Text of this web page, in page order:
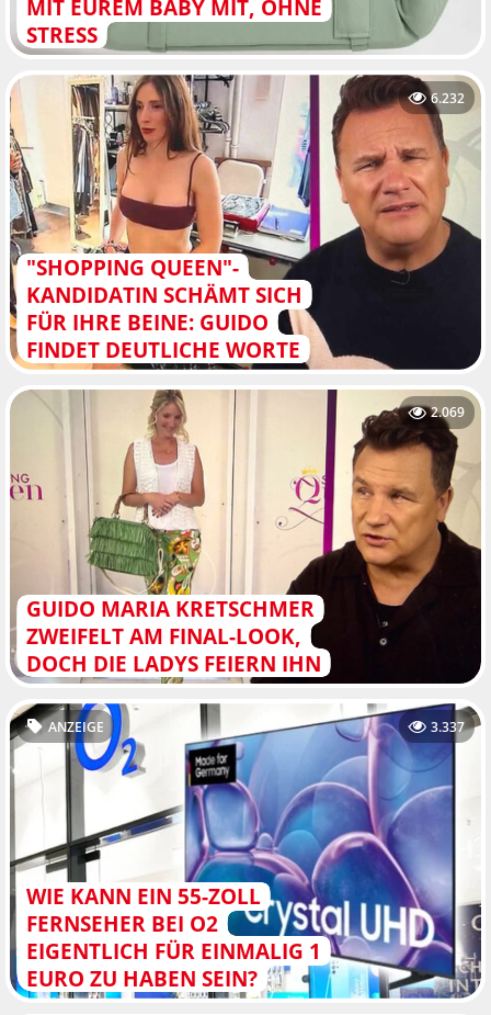
MIT EUREM BABY MIT, OHNE
STRESS
"SHOPPING QUEEN"-
KANDIDATIN SCHÄMT SICH
FÜR IHRE BEINE: GUIDO
FINDET DEUTLICHE WORTE
6.232
GUIDO MARIA KRETSCHMER
ZWEIFELT AM FINAL-LOOK,
DOCH DIE LADYS FEIERN IHN
2.069
WIE KANN EIN 55-ZOLL
FERNSEHER BEI O2
EIGENTLICH FÜR EINMALIG 1
EURO ZU HABEN SEIN?
ANZEIGE 3.337